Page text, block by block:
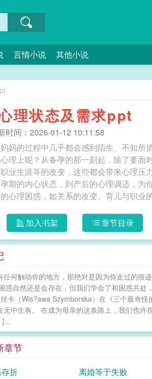
言情小说 其他小说
理状态及需求ppt
时间：2026-01-12 10:11:58
妈的过程中几乎都会感到陌生、不知所
理上呢？从备孕的那一刻起，除了要面
业生涯等的改变，这些都会带来心理压
期的内心状态，到产后的心理调适，为
心理困惑，如关系的改变、育儿与职业
加入书架 章节目录
何触动你的地方，那绝对是因为你走过的痕
惑自然还是会存在，但我们学会了和困惑共处
卡（Wis?awa Szymborska）在《三个最奇
中生有。 在成为母亲的这条路上，我们也许
[...
章节
折 离婚等于失败